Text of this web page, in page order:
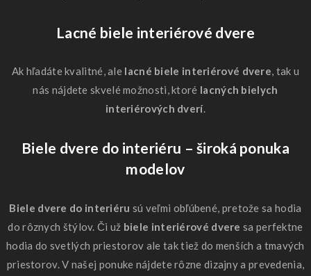
Lacné biele interiérové ​​dvere
Ak hľadáte kvalitné, ale lacné biele interiérové ​​dvere, tak u
nás nájdete skvelé možnosti, ktoré lacných bielych
interiérových dverí.
Biele dvere do interiéru – široká ponuka
modelov
Biele dvere do interiéru sú veľmi obľúbené, pretože sa hodia
do rôznych štýlov. Či už biele interiérové ​​dvere sa perfektne
hodia do svetlých priestorov ale tak tiež do menších a tmavých
priestorov. V našej ponuke nájdete rôzne dizajny a prevedenia,